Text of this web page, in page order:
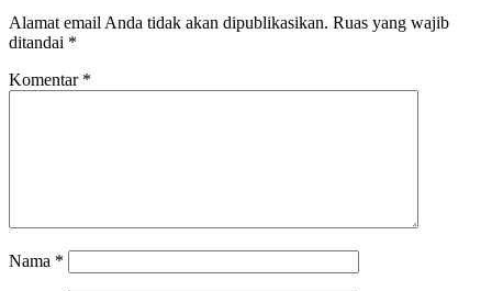
Alamat email Anda tidak akan dipublikasikan. Ruas yang wajib
ditandai *
Komentar *
Nama *